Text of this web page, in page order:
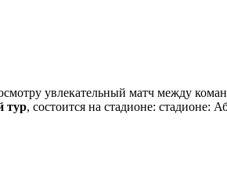
увлекательный матч между
тур, состоится на стадионе: